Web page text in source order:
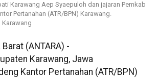
Karawang Aep Syaepuloh dan jajaran Pemkab
Pertanahan (ATR/BPN) Karawang.
Karawang
(ANTARA) -
Karawang, Jawa
Kantor Pertanahan (ATR/BPN)